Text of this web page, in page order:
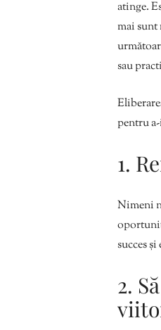
atinge.
mai sunt
sau
pentru
1.
Nimeni
succes
2.